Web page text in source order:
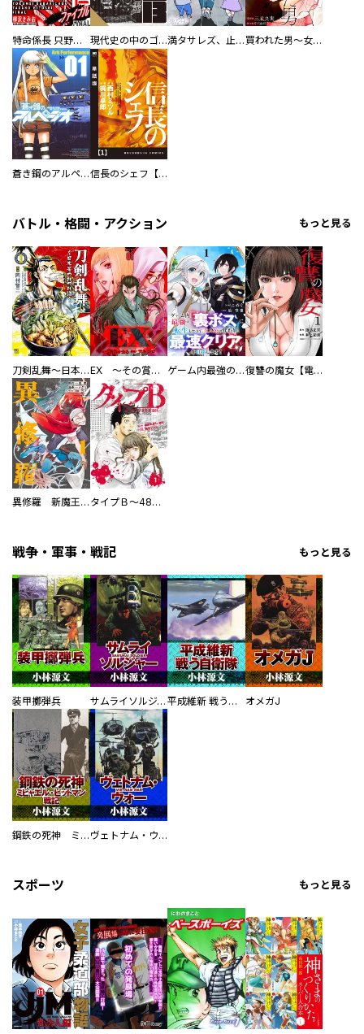
特命係長 只野仁ファイナル 愛蔵版 現代史の中のゴルゴ13 満タサレズ、止メラレズ 買われた男～女性限定快感セラピスト～【描き下ろしおまけ付き特装版】
蒼き鋼のアルペジオ 信長のシェフ【単話版】
バトル・格闘・アクション もっと見る
刀剣乱舞～日本号つれづれ酒～ EX ～その賞金稼ぎは、世界の出口を探す～【単行本版】 ゲーム内最強の『裏ボス』に転生したので、主人公の代わりに最速クリアを目指します！【電子単行本版】 復讐の魔女【電子単行本版】
異修羅 新魔王戦争 タイプＢ～48時間後、致死率100％～【単話】
戦争・軍事・戦記 もっと見る
装甲擲弾兵 サムライソルジャー SAMURAI SOLDIER 平成維新 戦う自衛隊 オメガJ
鋼鉄の死神 ミヒャエル・ビットマン戦記 ヴェトナム・ウォー VIETNAM WAR
スポーツ もっと見る